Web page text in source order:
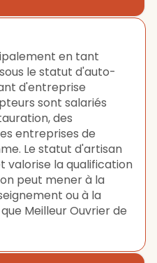
en tant
le statut d'auto-
d'entreprise
sont salariés
des
entreprises de
Le statut d'artisan
la qualification
peut mener à la
ou à la
Meilleur Ouvrier de